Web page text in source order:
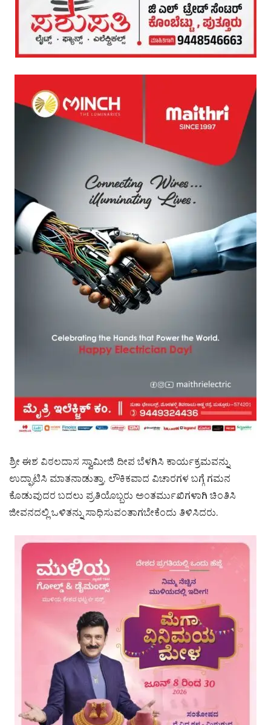
ಶ್ರೀ ಈಶ ವಿಠಲದಾಸ ಸ್ವಾಮೀಜಿ ದೀಪ ಬೆಳಗಿಸಿ ಕಾರ್ಯಕ್ರಮವನ್ನು
ಉದ್ಘಾಟಿಸಿ ಮಾತನಾಡುತ್ತಾ, ಲೌಕಿಕವಾದ ವಿಚಾರಗಳ ಬಗ್ಗೆ ಗಮನ
ಕೊಡುವುದರ ಬದಲು ಪ್ರತಿಯೊಬ್ಬರು ಅಂತರ್ಮುಖಿಗಳಾಗಿ ಚಿಂತಿಸಿ
ಜೀವನದಲ್ಲಿ ಒಳಿತನ್ನು ಸಾಧಿಸುವಂತಾಗಬೇಕೆಂದು ತಿಳಿಸಿದರು.